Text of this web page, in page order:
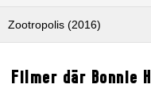
Zootropolis (2016)
Filmer där Bonnie